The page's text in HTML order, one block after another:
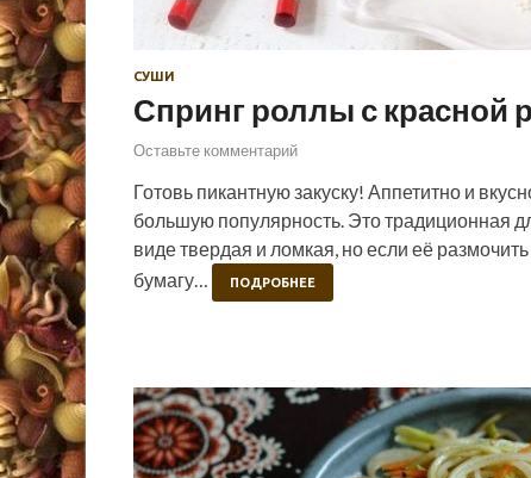
СУШИ
Спринг роллы с красной
Оставьте комментарий
Готовь пикантную закуску! Аппетитно и
большую популярность. Это традиционная
виде твердая и ломкая, но если её
бумагу…
ПОДРОБНЕЕ